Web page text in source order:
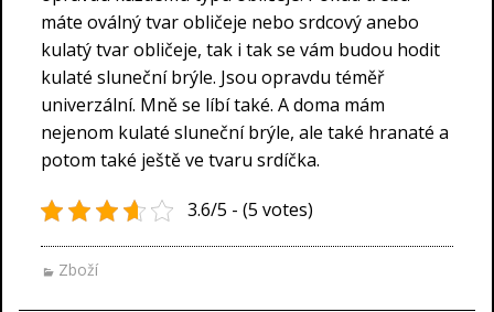
máte oválný tvar obličeje nebo srdcový anebo
kulatý tvar obličeje, tak i tak se vám budou hodit
kulaté sluneční brýle. Jsou opravdu téměř
univerzální. Mně se líbí také. A doma mám
nejenom kulaté sluneční brýle, ale také hranaté a
potom také ještě ve tvaru srdíčka.
3.6/5 - (5 votes)
Zboží